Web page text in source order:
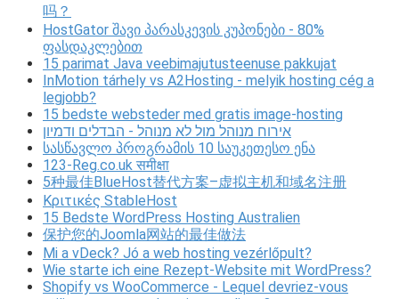
吗？
HostGator შავი პარასკევის კუპონები - 80%
ფასდაკლებით
15 parimat Java veebimajutusteenuse pakkujat
InMotion tárhely vs A2Hosting - melyik hosting cég a
legjobb?
15 bedste websteder med gratis image-hosting
אירוח מנוהל מול לא מנוהל - הבדלים ודמיון
სასწავლო პროგრამის 10 საუკეთესო ენა
123-Reg.co.uk समीक्षा
5种最佳BlueHost替代方案–虚拟主机和域名注册
Κριτικές StableHost
15 Bedste WordPress Hosting Australien
保护您的Joomla网站的最佳做法
Mi a vDeck? Jó a web hosting vezérlőpult?
Wie starte ich eine Rezept-Website mit WordPress?
Shopify vs WooCommerce - Lequel devriez-vous